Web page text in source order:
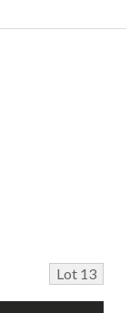
Lot 13